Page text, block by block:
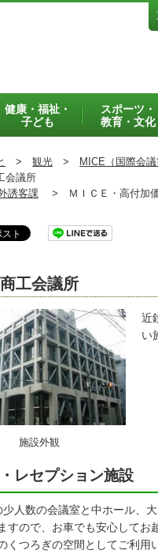
健康・福祉・
子ども
スポーツ・
教育・文化
> 観光 > MICE（国際会議
会議所
誘客課 > ＭＩＣＥ・高付加
工会議所
施設外観
近
い
レセプション施設
少人数の会議室と中ホール、
すので、お車でも安心して
くつろぎの空間としてご利